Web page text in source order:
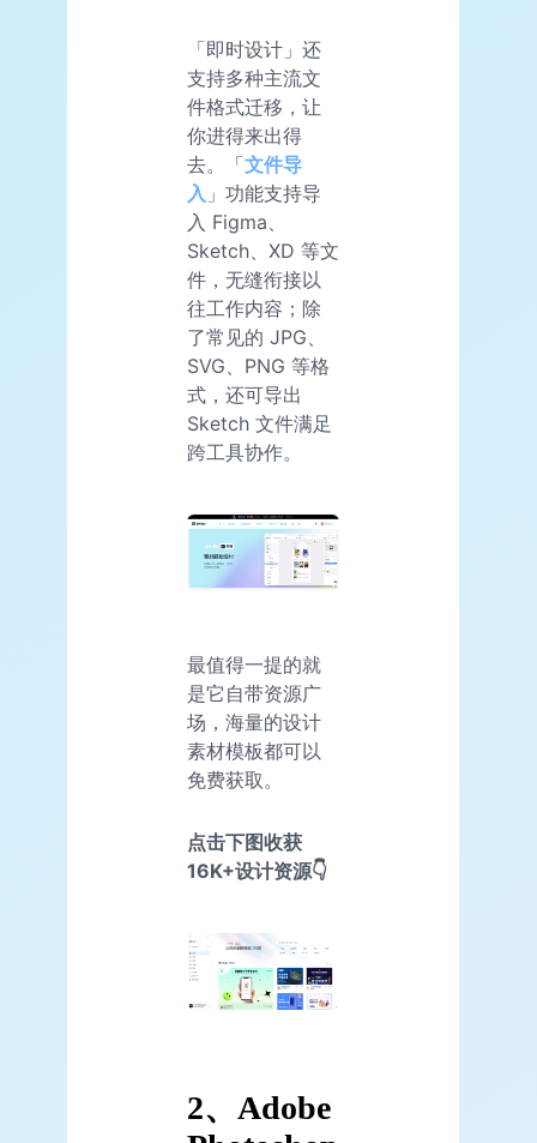
「即时设计」还
支持多种主流文
件格式迁移，让
你进得来出得
去。「文件导
入 」功能支持导
入 Figma、
Sketch、XD 等文
件，无缝衔接以
往工作内容；除
了常见的 JPG、
SVG、PNG 等格
式，还可导出
Sketch 文件满足
跨工具协作。
最值得一提的就
是它自带资源广
场，海量的设计
素材模板都可以
免费获取。
点击下图收获
16K+设计资源👇
2、Adobe